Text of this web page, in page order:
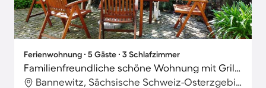
Ferienwohnung ∙ 5 Gäste ∙ 3 Schlafzimmer
Familienfreundliche schöne Wohnung mit Grill, Garten und Terrasse | Naturblick
Bannewitz, Sächsische Schweiz-Osterzgebirge, Deutschland